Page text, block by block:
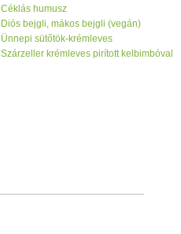
Céklás humusz
Diós bejgli, mákos bejgli (vegán)
Ünnepi sütőtök-krémleves
Szárzeller krémleves pirított kelbimbóval